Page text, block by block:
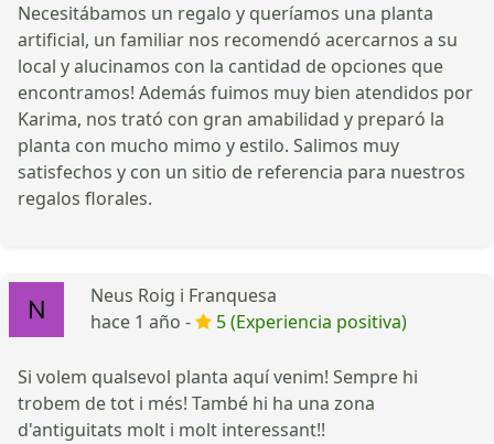
Necesitábamos un regalo y queríamos una planta
artificial, un familiar nos recomendó acercarnos a su
local y alucinamos con la cantidad de opciones que
encontramos! Además fuimos muy bien atendidos por
Karima, nos trató con gran amabilidad y preparó la
planta con mucho mimo y estilo. Salimos muy
satisfechos y con un sitio de referencia para nuestros
regalos florales.
Neus Roig i Franquesa
hace 1 año -
5 (Experiencia positiva)
Si volem qualsevol planta aquí venim! Sempre hi
trobem de tot i més! També hi ha una zona
d'antiguitats molt i molt interessant!!